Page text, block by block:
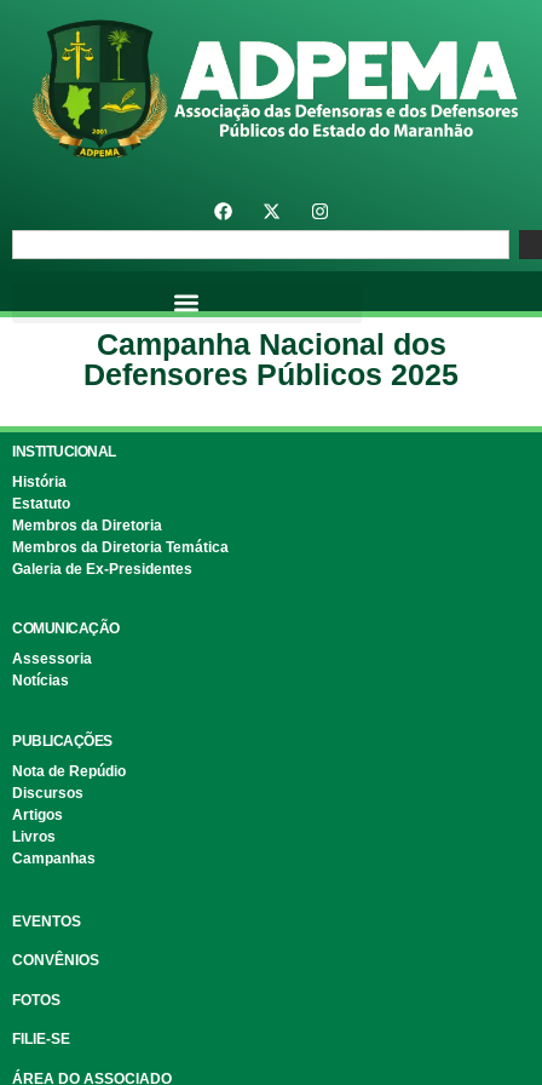
Campanha Nacional dos
Defensores Públicos 2025
INSTITUCIONAL
História
Estatuto
Membros da Diretoria
Membros da Diretoria Temática
Galeria de Ex-Presidentes
COMUNICAÇÃO
Assessoria
Notícias
PUBLICAÇÕES
Nota de Repúdio
Discursos
Artigos
Livros
Campanhas
EVENTOS
CONVÊNIOS
FOTOS
FILIE-SE
ÁREA DO ASSOCIADO